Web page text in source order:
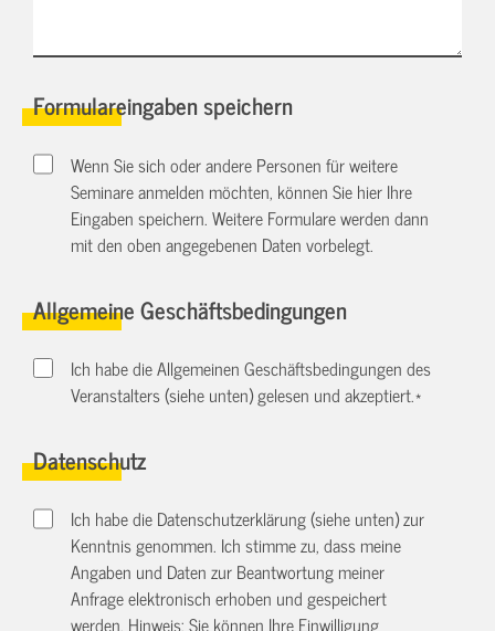
Formulareingaben speichern
Wenn Sie sich oder andere Personen für weitere
Seminare anmelden möchten, können Sie hier Ihre
Eingaben speichern. Weitere Formulare werden dann
mit den oben angegebenen Daten vorbelegt.
Allgemeine Geschäftsbedingungen
Ich habe die Allgemeinen Geschäftsbedingungen des
Veranstalters (siehe unten) gelesen und akzeptiert.*
Datenschutz
Ich habe die Datenschutzerklärung (siehe unten) zur
Kenntnis genommen. Ich stimme zu, dass meine
Angaben und Daten zur Beantwortung meiner
Anfrage elektronisch erhoben und gespeichert
werden. Hinweis: Sie können Ihre Einwilligung